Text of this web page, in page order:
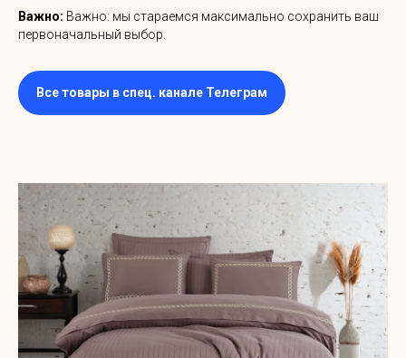
Важно: Важно: мы стараемся максимально сохранить ваш
первоначальный выбор.
Все товары в спец. канале Телеграм